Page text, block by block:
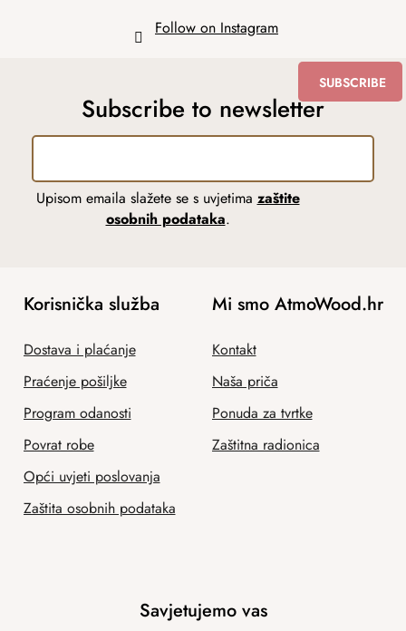
Follow on Instagram
Subscribe to newsletter
Upisom emaila slažete se s uvjetima zaštite
osobnih podataka.
SUBSCRIBE
Korisnička služba
Dostava i plaćanje
Praćenje pošiljke
Program odanosti
Povrat robe
Opći uvjeti poslovanja
Zaštita osobnih podataka
Mi smo AtmoWood.hr
Kontakt
Naša priča
Ponuda za tvrtke
Zaštitna radionica
Savjetujemo vas